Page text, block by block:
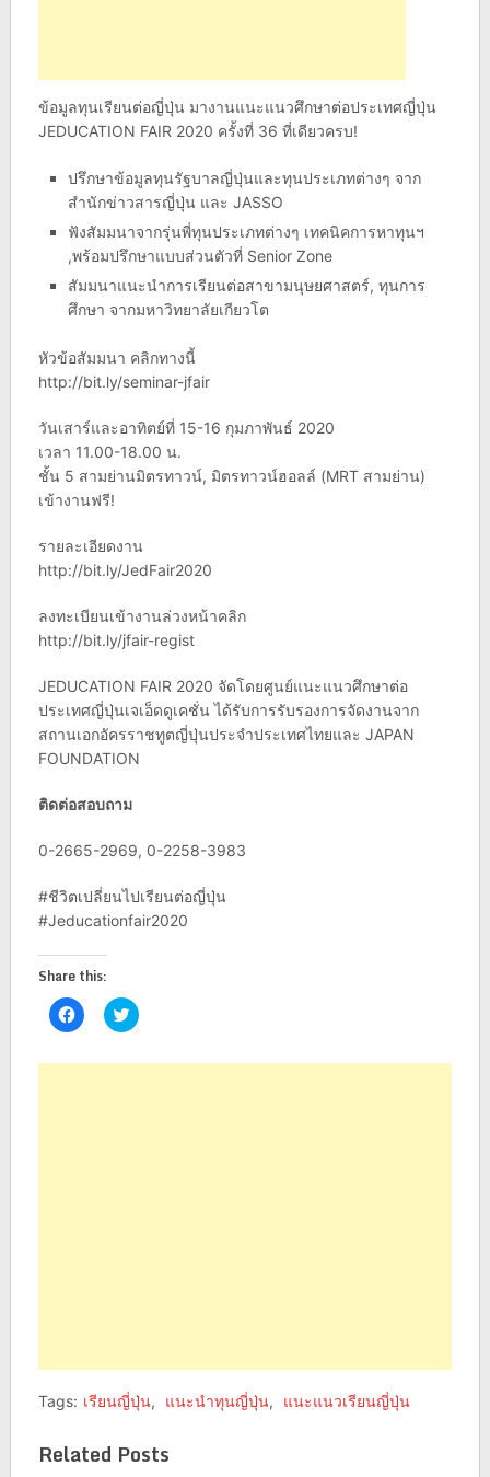
ข้อมูลทุนเรียนต่อญี่ปุ่น มางานแนะแนวศึกษาต่อประเทศญี่ปุ่น
JEDUCATION FAIR 2020 ครั้งที่ 36 ที่เดียวครบ!
ปรึกษาข้อมูลทุนรัฐบาลญี่ปุ่นและทุนประเภทต่างๆ จาก
สำนักข่าวสารญี่ปุ่น และ JASSO
ฟังสัมมนาจากรุ่นพี่ทุนประเภทต่างๆ เทคนิคการหาทุนฯ
,พร้อมปรึกษาแบบส่วนตัวที่ Senior Zone
สัมมนาแนะนำการเรียนต่อสาขามนุษยศาสตร์, ทุนการ
ศึกษา จากมหาวิทยาลัยเกียวโต
หัวข้อสัมมนา คลิกทางนี้
http://bit.ly/seminar-jfair
วันเสาร์และอาทิตย์ที่ 15-16 กุมภาพันธ์ 2020
เวลา 11.00-18.00 น.
ชั้น 5 สามย่านมิตรทาวน์, มิตรทาวน์ฮอลล์ (MRT สามย่าน)
เข้างานฟรี!
รายละเอียดงาน
http://bit.ly/JedFair2020
ลงทะเบียนเข้างานล่วงหน้าคลิก
http://bit.ly/jfair-regist
JEDUCATION FAIR 2020 จัดโดยศูนย์แนะแนวศึกษาต่อ
ประเทศญี่ปุ่นเจเอ็ดดูเคชั่น ได้รับการรับรองการจัดงานจาก
สถานเอกอัครราชทูตญี่ปุ่นประจำประเทศไทยและ JAPAN
FOUNDATION
ติดต่อสอบถาม
0-2665-2969, 0-2258-3983
#ชีวิตเปลี่ยนไปเรียนต่อญี่ปุ่น
#Jeducationfair2020
Share this:
Click
to
Facebook
Click
to
Twitter
Tags: เรียนญี่ปุ่น, แนะนำทุนญี่ปุ่น, แนะแนวเรียนญี่ปุ่น
Related Posts